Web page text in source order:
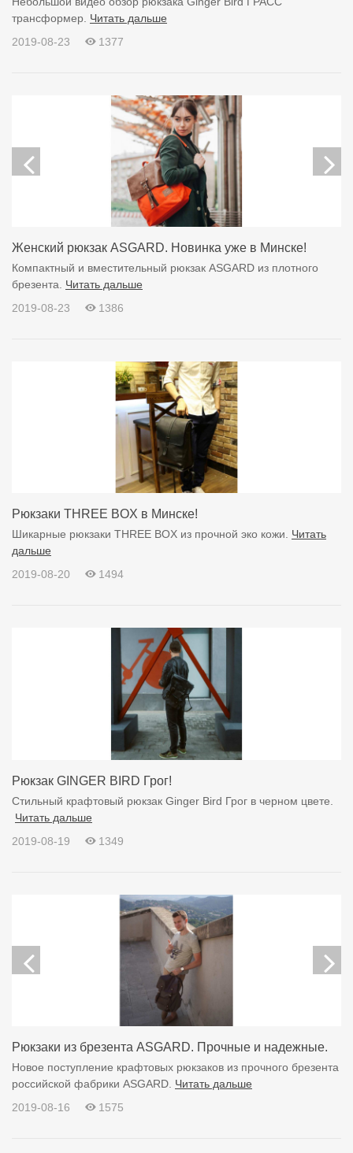
трансформер. Читать дальше
2019-08-23
1377
Женский рюкзак ASGARD. Новинка уже в Минске!
Компактный и вместительный рюкзак ASGARD из плотного
брезента. Читать дальше
2019-08-23
1386
Рюкзаки THREE BOX в Минске!
Шикарные рюкзаки THREE BOX из прочной эко кожи. Читать
дальше
2019-08-20
1494
Рюкзак GINGER BIRD Грог!
Стильный крафтовый рюкзак Ginger Bird Грог в черном цвете.
Читать дальше
2019-08-19
1349
Рюкзаки из брезента ASGARD. Прочные и надежные.
Новое поступление крафтовых рюкзаков из прочного брезента
российской фабрики ASGARD. Читать дальше
2019-08-16
1575